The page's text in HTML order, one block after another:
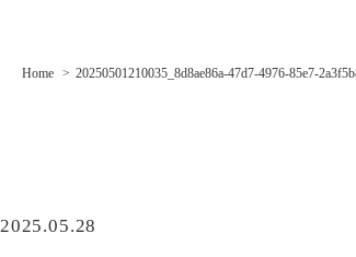
Home 20250501210035_8d8ae86a-47d7-4976-85e7-
2025.05.28